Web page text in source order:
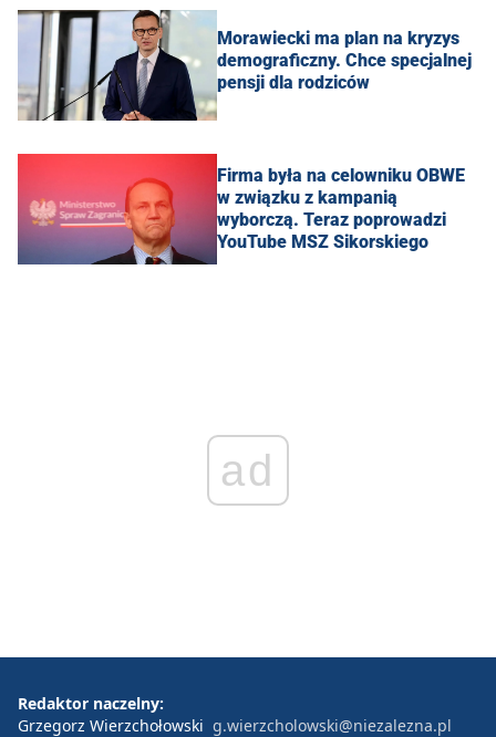
Morawiecki ma plan na kryzys
demograficzny. Chce specjalnej
pensji dla rodziców
Firma była na celowniku OBWE
w związku z kampanią
wyborczą. Teraz poprowadzi
YouTube MSZ Sikorskiego
ad
Redaktor naczelny:
Grzegorz Wierzchołowski g.wierzcholowski@niezalezna.pl